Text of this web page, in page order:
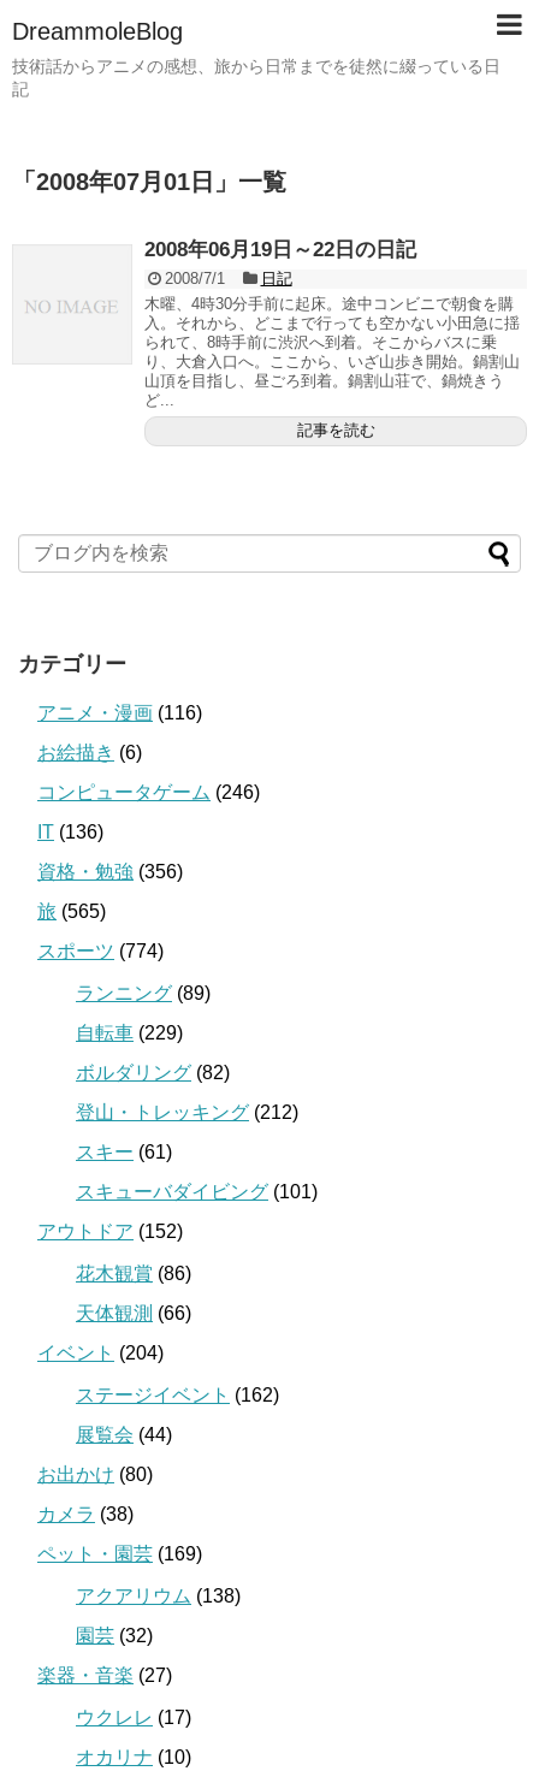
DreammoleBlog
技術話からアニメの感想、旅から日常までを徒然に綴っている日
記
「 2008年07月01日 」 一覧
2008年06月19日～22日の日記
2008/7/1
日記
木曜、4時30分手前に起床。途中コンビニで朝食を購
入。それから、どこまで行っても空かない小田急に揺
られて、8時手前に渋沢へ到着。そこからバスに乗
り、大倉入口へ。ここから、いざ山歩き開始。鍋割山
山頂を目指し、昼ごろ到着。鍋割山荘で、鍋焼きう
ど...
記事を読む
カテゴリー
アニメ・漫画 (116)
お絵描き (6)
コンピュータゲーム (246)
IT (136)
資格・勉強 (356)
旅 (565)
スポーツ (774)
ランニング (89)
自転車 (229)
ボルダリング (82)
登山・トレッキング (212)
スキー (61)
スキューバダイビング (101)
アウトドア (152)
花木観賞 (86)
天体観測 (66)
イベント (204)
ステージイベント (162)
展覧会 (44)
お出かけ (80)
カメラ (38)
ペット・園芸 (169)
アクアリウム (138)
園芸 (32)
楽器・音楽 (27)
ウクレレ (17)
オカリナ (10)